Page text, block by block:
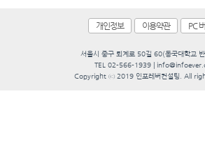
개인정보 이용약관 PC
서울시 중구 퇴계로 50길 60(동국대학교
TEL 02-566-1939 |
Copyright ⓒ 2019 인포레버컨설팅. All